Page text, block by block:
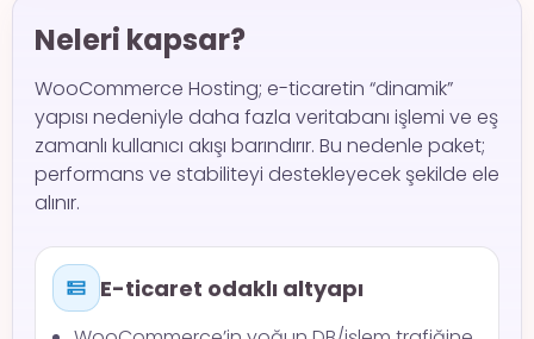
Neleri kapsar?
WooCommerce Hosting; e-ticaretin “dinamik”
yapısı nedeniyle daha fazla veritabanı işlemi ve eş
zamanlı kullanıcı akışı barındırır. Bu nedenle paket;
performans ve stabiliteyi destekleyecek şekilde ele
alınır.
E-ticaret odaklı altyapı